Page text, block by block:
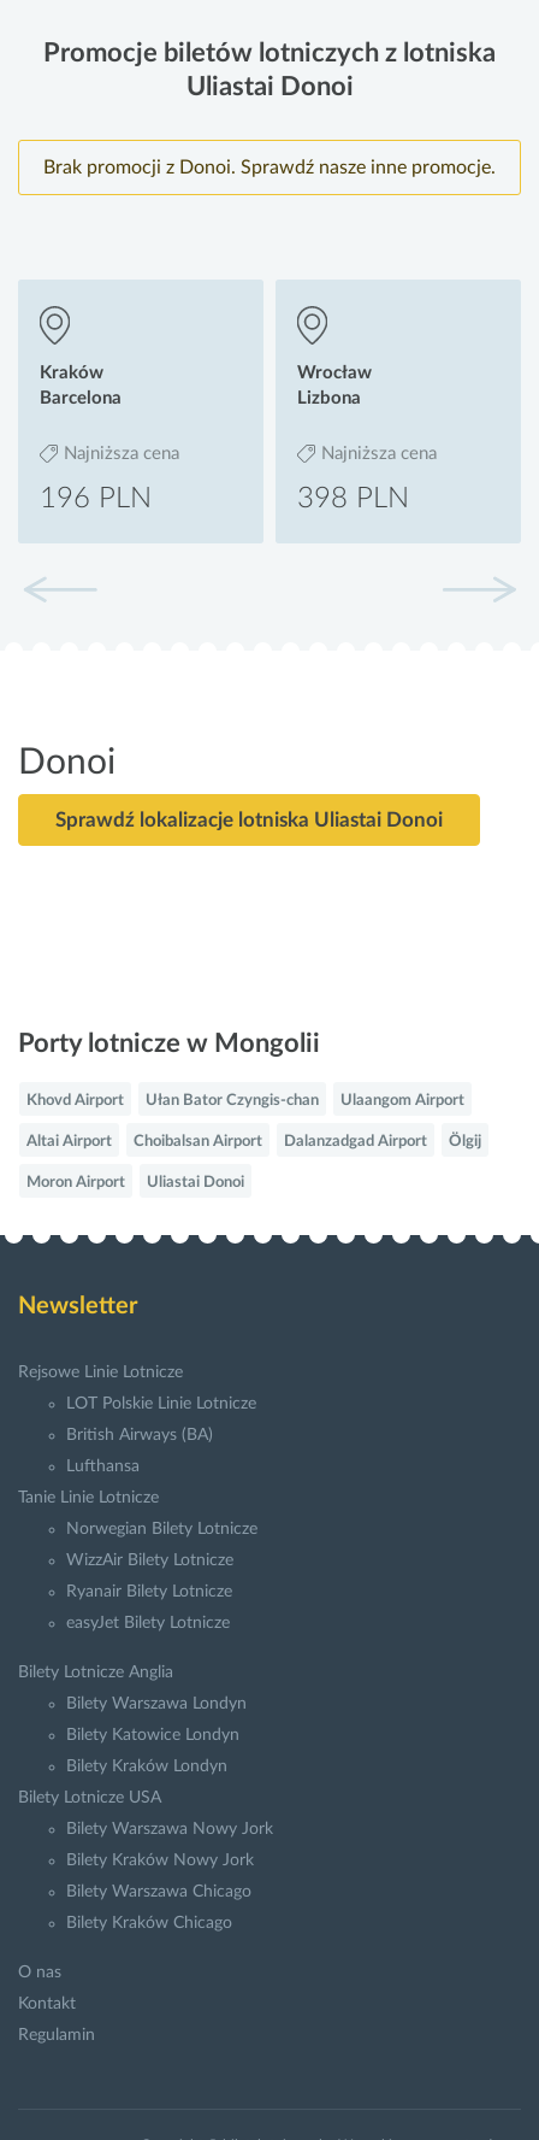
Promocje biletów lotniczych z lotniska
Uliastai Donoi
Brak promocji z Donoi. Sprawdź nasze inne promocje.
Kraków
Barcelona
Najniższa cena
196 PLN
Wrocław
Lizbona
Najniższa cena
398 PLN
Donoi
Sprawdź lokalizacje lotniska Uliastai Donoi
Porty lotnicze w Mongolii
Khovd Airport Ułan Bator Czyngis-chan Ulaangom Airport
Altai Airport Choibalsan Airport Dalanzadgad Airport Ölgij
Moron Airport Uliastai Donoi
Newsletter
Rejsowe Linie Lotnicze
LOT Polskie Linie Lotnicze
British Airways (BA)
Lufthansa
Tanie Linie Lotnicze
Norwegian Bilety Lotnicze
WizzAir Bilety Lotnicze
Ryanair Bilety Lotnicze
easyJet Bilety Lotnicze
Bilety Lotnicze Anglia
Bilety Warszawa Londyn
Bilety Katowice Londyn
Bilety Kraków Londyn
Bilety Lotnicze USA
Bilety Warszawa Nowy Jork
Bilety Kraków Nowy Jork
Bilety Warszawa Chicago
Bilety Kraków Chicago
O nas
Kontakt
Regulamin